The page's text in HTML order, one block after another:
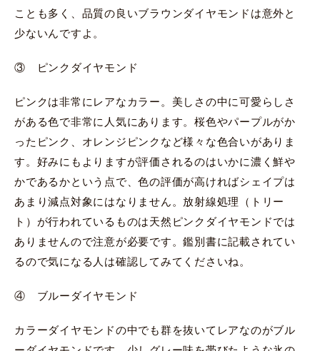
ことも多く、品質の良いブラウンダイヤモンドは意外と
少ないんですよ。
③ ピンクダイヤモンド
ピンクは非常にレアなカラー。美しさの中に可愛らしさ
がある色で非常に人気にあります。桜色やパープルがか
ったピンク、オレンジピンクなど様々な色合いがありま
す。好みにもよりますが評価されるのはいかに濃く鮮や
かであるかという点で、色の評価が高ければシェイプは
あまり減点対象にはなりません。放射線処理（トリー
ト）が行われているものは天然ピンクダイヤモンドでは
ありませんので注意が必要です。鑑別書に記載されてい
るので気になる人は確認してみてくださいね。
④ ブルーダイヤモンド
カラーダイヤモンドの中でも群を抜いてレアなのがブル